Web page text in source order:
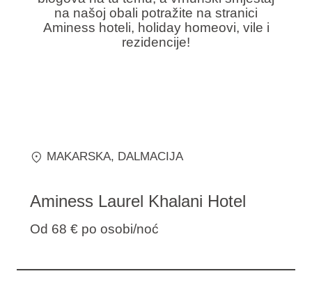
na našoj obali potražite na stranici
Aminess hoteli, holiday homeovi, vile i
rezidencije!
MAKARSKA, DALMACIJA
Aminess Laurel Khalani Hotel
Od 68 € po osobi/noć